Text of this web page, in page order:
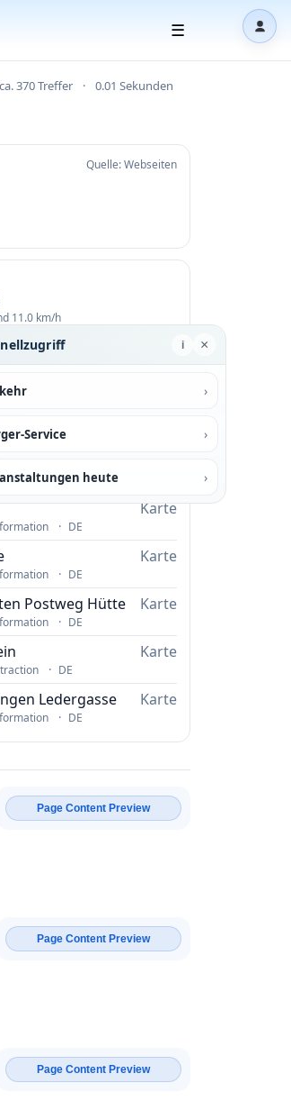
☰
ca. 370 Treffer · 0.01 Sekunden
Quelle: Webseiten
11.0 km/h
· So 19.3°/34.1°
/ Point of Interest
· DE
· DE
Karte
· DE
Karte
Postweg Hütte
· DE
Karte
· DE
Karte
Ledergasse
· DE
Karte
Page Content Preview
Page Content Preview
Page Content Preview
i ×
›
Service ›
heute ›